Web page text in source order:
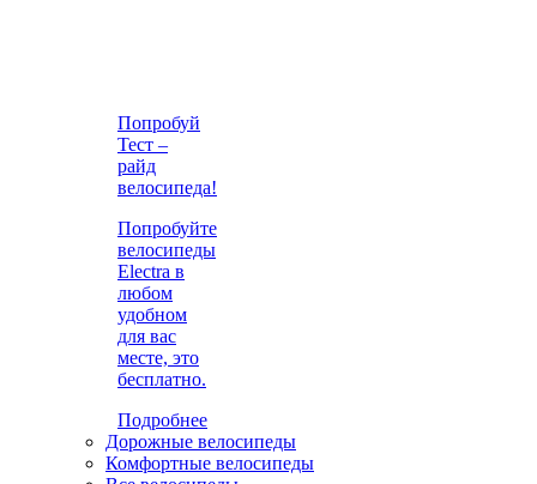
Попробуй
Тест –
райд
велосипеда!
Попробуйте
велосипеды
Electra в
любом
удобном
для вас
месте, это
бесплатно.
Подробнее
Дорожные велосипеды
Комфортные велосипеды